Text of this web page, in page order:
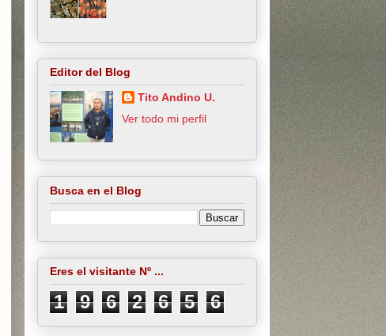
Editor del Blog
Tito Andino U.
Ver todo mi perfil
Busca en el Blog
Eres el visitante Nº ...
1 9 6 2 6 5 6